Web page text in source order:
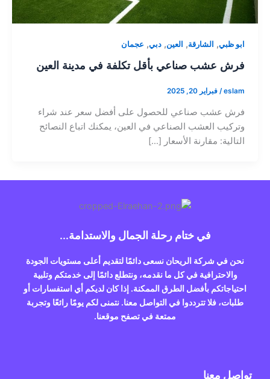
ابو ظبي, الشارقة, العين, دبي, عجمان
فرش عشب صناعي بأقل تكلفة في مدينة العين
eslam
/ فبراير 20, 2025
فرش عشب صناعي للحصول على أفضل سعر عند شراء
وتركيب العشب الصناعي في العين، يمكنك اتباع النصائح
التالية: مقارنة الأسعار […]
في ختام رحلة الجمال والاستدامة...
نحن في شركة الريحان نسعى دائمًا لتقديم أعلى مستويات الجودة
والاحترافية في كل ما نقدمه، ونتطلع دائمًا إلى خدمتكم وتلبية
احتياجاتكم بأفضل الطرق الممكنة. إذا كان لديكم أي استفسارات أو
طلبات، فلا تترددوا في التواصل معنا. نتمنى لكم يومًا رائعًا وتجربة
ممتعة في تصفح موقعنا.
تواصل معنا